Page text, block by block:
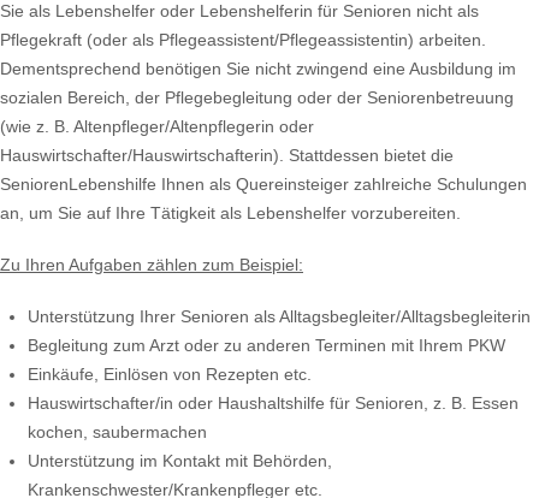
Sie als Lebenshelfer oder Lebenshelferin für Senioren nicht als
Pflegekraft (oder als Pflegeassistent/Pflegeassistentin) arbeiten.
Dementsprechend benötigen Sie nicht zwingend eine Ausbildung im
sozialen Bereich, der Pflegebegleitung oder der Seniorenbetreuung
(wie z. B. Altenpfleger/Altenpflegerin oder
Hauswirtschafter/Hauswirtschafterin). Stattdessen bietet die
SeniorenLebenshilfe Ihnen als Quereinsteiger zahlreiche Schulungen
an, um Sie auf Ihre Tätigkeit als Lebenshelfer vorzubereiten.
Zu Ihren Aufgaben zählen zum Beispiel:
Unterstützung Ihrer Senioren als Alltagsbegleiter/Alltagsbegleiterin
Begleitung zum Arzt oder zu anderen Terminen mit Ihrem PKW
Einkäufe, Einlösen von Rezepten etc.
Hauswirtschafter/in oder Haushaltshilfe für Senioren, z. B. Essen
kochen, saubermachen
Unterstützung im Kontakt mit Behörden,
Krankenschwester/Krankenpfleger etc.